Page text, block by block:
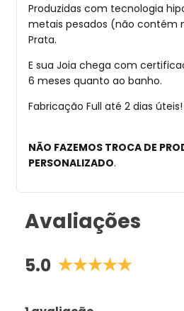
Produzidas com tecnologia
metais pesados (não contém
Prata.
E sua Joia chega com
6 meses quanto ao banho.
Fabricação Full até 2 dias úteis!
NÃO FAZEMOS TROCA DE
PERSONALIZADO.
Avaliações
5.0